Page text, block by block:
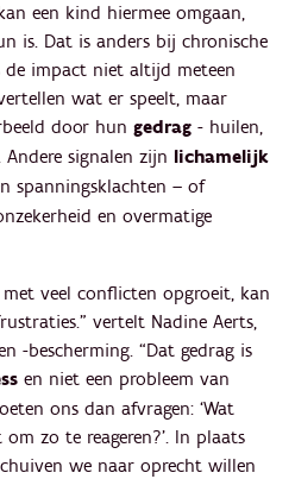
een kind hiermee omgaan,
is. Dat is anders bij chronische
de impact niet altijd meteen
wat er speelt, maar
door hun gedrag - huilen,
signalen zijn lichamelijk
spanningsklachten – of
en overmatige
veel conflicten opgroeit, kan
vertelt Nadine Aerts,
-bescherming. “Dat gedrag is
en niet een probleem van
ons dan afvragen: ‘Wat
zo te reageren?’. In plaats
we naar oprecht willen